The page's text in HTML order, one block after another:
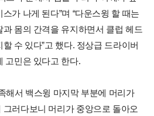
가 나게 된다”며 “다운스윙 할 때는
몸의 간격을 유지하면서 클럽 헤드
수 있다”고 했다. 정상급 드라이버
고민은 있다고 한다.
해서 백스윙 마지막 부분에 머리가
러다보니 머리가 중앙으로 돌아오